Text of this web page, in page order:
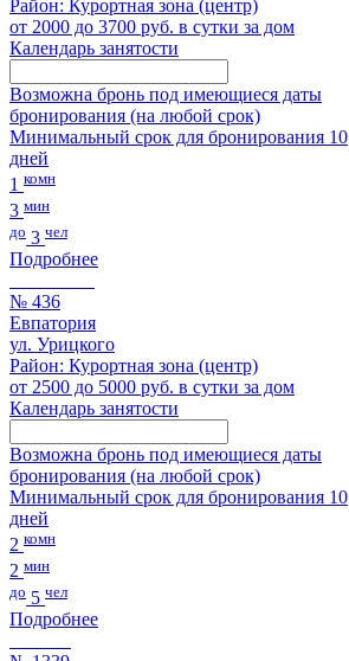
Район: Курортная зона (центр)
от 2000 до 3700 руб. в сутки за дом
Календарь занятости
Возможна бронь под имеющиеся даты
бронирования (на любой срок)
Минимальный срок для бронирования 10
дней
1 комн
3 мин
до 3 чел
Подробнее
№ 436
Евпатория
ул. Урицкого
Район: Курортная зона (центр)
от 2500 до 5000 руб. в сутки за дом
Календарь занятости
Возможна бронь под имеющиеся даты
бронирования (на любой срок)
Минимальный срок для бронирования 10
дней
2 комн
2 мин
до 5 чел
Подробнее